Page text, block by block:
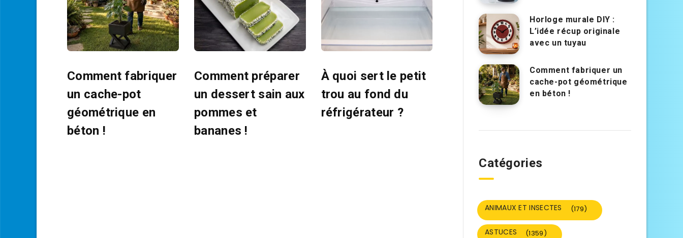
Comment fabriquer
un cache-pot
géométrique en
béton !
Comment préparer
un dessert sain aux
pommes et
bananes !
À quoi sert le petit
trou au fond du
réfrigérateur ?
Horloge murale DIY :
L’idée récup originale
avec un tuyau
Comment fabriquer un
cache-pot géométrique
en béton !
Catégories
ANIMAUX ET INSECTES (179)
ASTUCES (1359)